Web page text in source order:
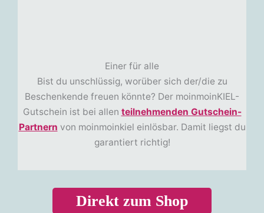
Einer für alle
Bist du unschlüssig, worüber sich der/die zu
Beschenkende freuen könnte? Der moinmoinKIEL-
Gutschein ist bei allen teilnehmenden Gutschein-
Partnern von moinmoinkiel einlösbar. Damit liegst du
garantiert richtig!
Direkt zum Shop